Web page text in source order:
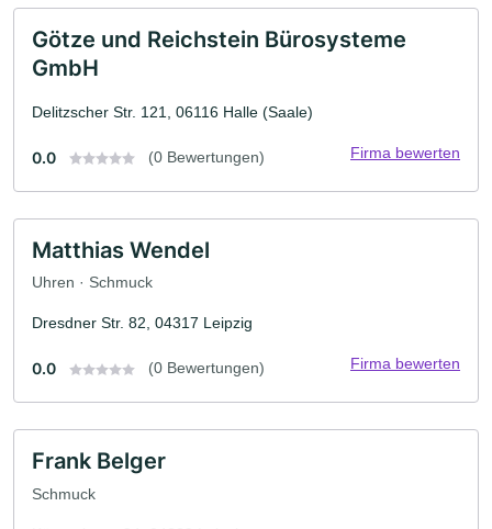
Götze und Reichstein Bürosysteme
GmbH
Delitzscher Str. 121, 06116 Halle (Saale)
0.0 (0 Bewertungen) Firma bewerten
Matthias Wendel
Uhren · Schmuck
Dresdner Str. 82, 04317 Leipzig
0.0 (0 Bewertungen) Firma bewerten
Frank Belger
Schmuck